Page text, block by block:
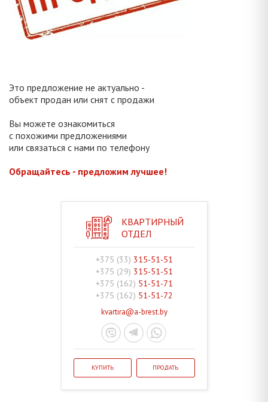
Это предложение не актуально -
объект продан или снят с продажи
Вы можете ознакомиться
с похожими предложениями
или связаться с нами по телефону
Обращайтесь - предложим лучшее!
КВАРТИРНЫЙ
ОТДЕЛ
+375 (33) 315-51-51
+375 (29) 315-51-51
+375 (162) 51-51-71
+375 (162) 51-51-72
kvartira@a-brest.by
КУПИТЬ ПРОДАТЬ